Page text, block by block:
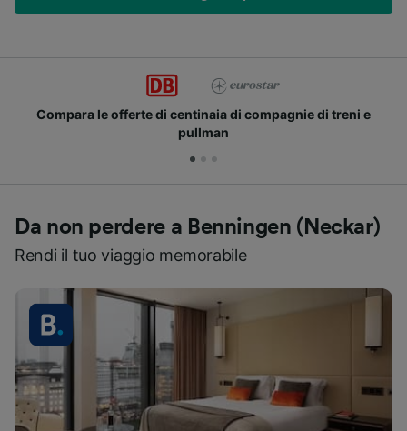
Compara le offerte di centinaia di compagnie di treni e
pullman
Da non perdere a Benningen (Neckar)
Rendi il tuo viaggio memorabile